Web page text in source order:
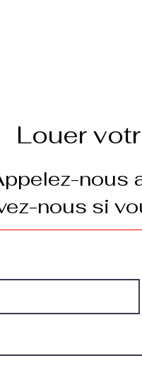
Louer
nous
nous si